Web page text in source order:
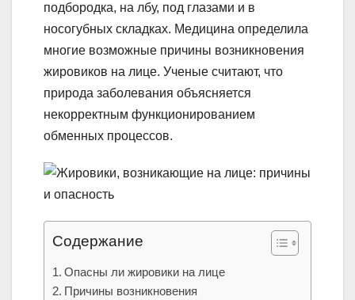
подбородка, на лбу, под глазами и в
носогубных складках. Медицина определила
многие возможные причины возникновения
жировиков на лице. Ученые считают, что
природа заболевания объясняется
некорректным функционированием
обменных процессов.
Содержание
Опасны ли жировики на лице
Причины возникновения